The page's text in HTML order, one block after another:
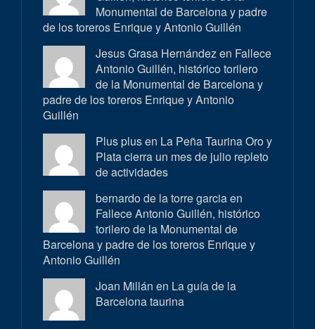
Monumental de Barcelona y padre
de los toreros Enrique y Antonio Guillén
Jesus Grasa Hernández en Fallece
Antonio Guillén, histórico torilero
de la Monumental de Barcelona y
padre de los toreros Enrique y Antonio
Guillén
Plus plus en La Peña Taurina Oro y
Plata cierra un mes de julio repleto
de actividades
bernardo de la torre garcia en
Fallece Antonio Guillén, histórico
torilero de la Monumental de
Barcelona y padre de los toreros Enrique y
Antonio Guillén
Joan Millán en La guía de la
Barcelona taurina